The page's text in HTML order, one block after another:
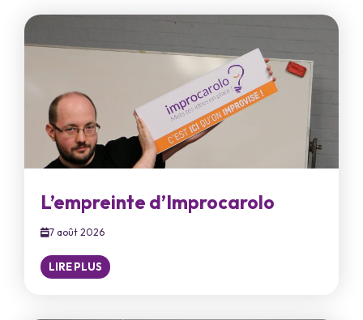
L’empreinte d’Improcarolo
7 août 2026
LIRE PLUS